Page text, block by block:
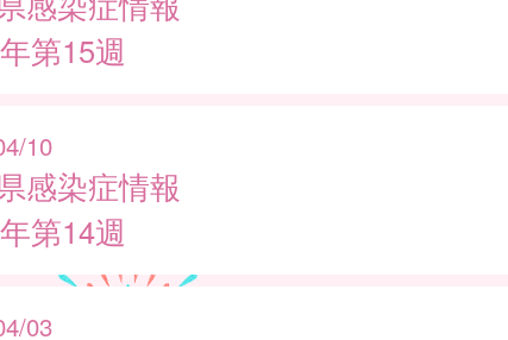
第15週
10
感染症情報
第14週
03